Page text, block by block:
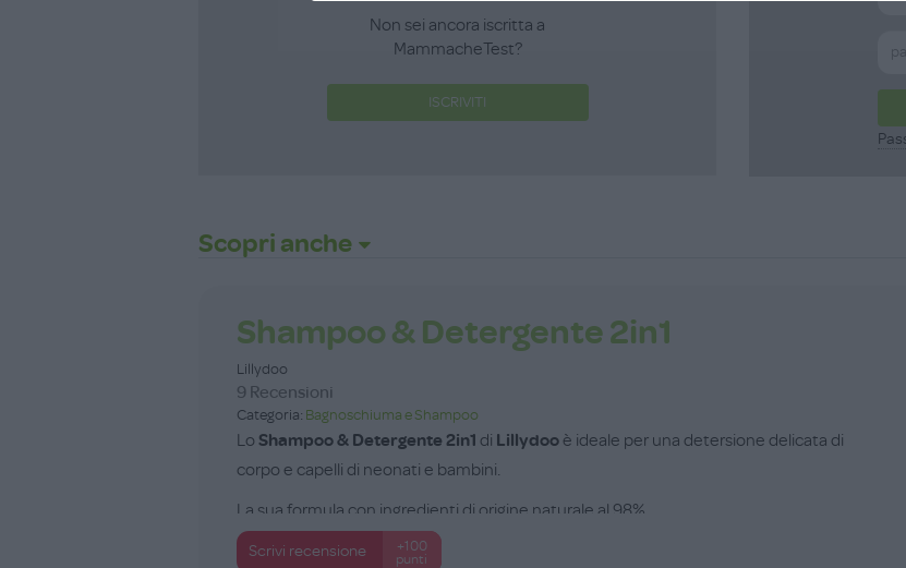
Non sei ancora iscritta a
MammacheTest?
ISCRIVITI
Scopri anche
Shampoo & Detergente 2in1
Lillydoo
9 Recensioni
Categoria: Bagnoschiuma e Shampoo
Lo Shampoo & Detergente 2in1 di Lillydoo è ideale per una detersione delicata di
corpo e capelli di neonati e bambini.
La sua formula con ingredienti di origine naturale al 98%...
Scrivi recensione
+100
punti